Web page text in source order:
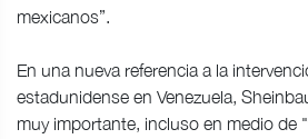
mexicanos”.
En una nueva referencia a la
estadunidense en Venezuela,
muy importante, incluso en medio de